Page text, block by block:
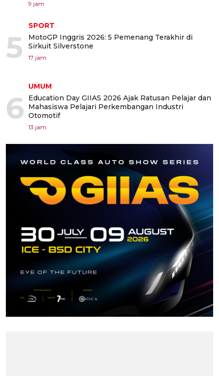
9 jam
5
SPORT
MotoGP Inggris 2026: 5 Pemenang Terakhir di
Sirkuit Silverstone
17 jam
6
UMUM
Education Day GIIAS 2026 Ajak Ratusan Pelajar dan
Mahasiswa Pelajari Perkembangan Industri
Otomotif
13 jam